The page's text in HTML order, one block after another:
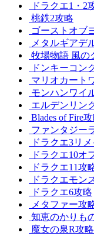
ドラクエ1・2
桃鉄2攻略
ゴーストオブ
メタルギアデ
牧場物語 風の
ドンキーコン
マリオカート
モンハンワイ
エルデンリン
Blades of Fire
ファンタジー
ドラクエ3リ
ドラクエ10オ
ドラクエ11攻
ドラクエモン
ドラクエ6攻略
メタファー攻
知恵のかりも
魔女の泉R攻略